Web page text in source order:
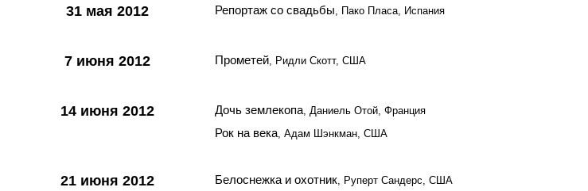
31 мая 2012 Репортаж со свадьбы, Пако Пласа, Испания
7 июня 2012 Прометей, Ридли Скотт, США
14 июня 2012 Дочь землекопа, Даниель Отой, Франция
Рок на века, Адам Шэнкман, США
21 июня 2012 Белоснежка и охотник, Руперт Сандерс, США